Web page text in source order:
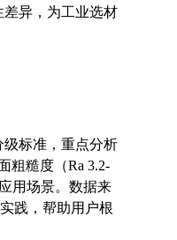
异，为工业选材
标准，重点分析
粗糙度（Ra 3.2-
用场景。数据来
践，帮助用户根